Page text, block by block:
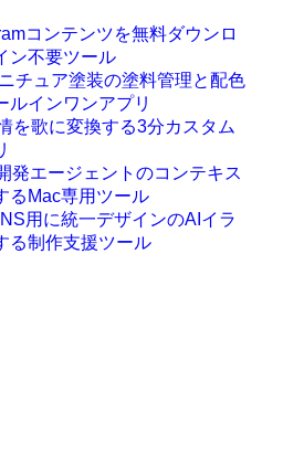
コンテンツを無料ダウンロ
ン不要ツール
チュア塗装の塗料管理と配色
ルインワンアプリ
を歌に変換する3分カスタム
発エージェントのコンテキス
るMac専用ツール
用に統一デザインのAIイラ
る制作支援ツール